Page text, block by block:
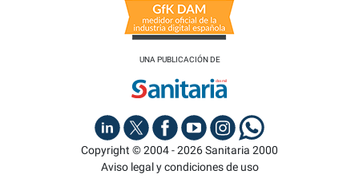
UNA PUBLICACIÓN DE
Copyright © 2004 - 2026 Sanitaria 2000
Aviso legal y condiciones de uso